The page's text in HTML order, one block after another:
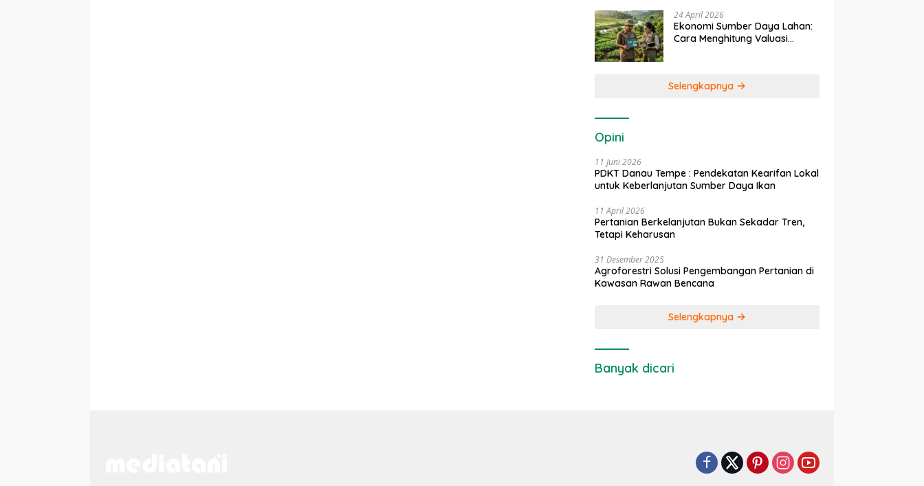
Daya Ikan
24 April 2026
Ekonomi Sumber Daya Lahan:
Cara Menghitung Valuasi
Selengkapnya
Opini
11 Juni 2026
PDKT Danau Tempe : Pendekatan Kearifan Lokal
untuk Keberlanjutan Sumber Daya Ikan
11 April 2026
Pertanian Berkelanjutan Bukan Sekadar Tren,
Tetapi Keharusan
31 Desember 2025
Agroforestri Solusi Pengembangan Pertanian di
Kawasan Rawan Bencana
Selengkapnya
Banyak dicari